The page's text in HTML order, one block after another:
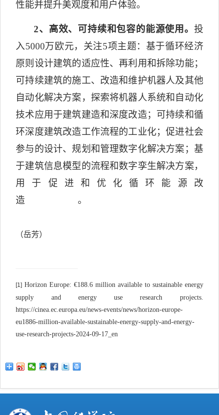
性能并提升美观度和用户体验。
2、高效、可持续和包容的能源使用。 投
入5000万欧元，关注5项主题：基于循环经济
原则设计建筑的适应性、再利用和拆除功能；
可持续建筑的施工、改造和维护机器人及其他
自动化解决方案，探索将机器人系统和自动化
技术应用于建筑建造和深度改造；可持续和循
环深度建筑改造工作流程的工业化；促进社会
参与的设计、规划和管理数字化解决方案；基
于建筑信息模型的流程和数字孪生解决方案，
用于促进和优化循环能源改
造。
（岳芳）
[1] Horizon Europe: €188.6 million available to sustainable energy
supply and energy use research projects.
https://cinea.ec.europa.eu/news-events/news/horizon-europe-
eu1886-million-available-sustainable-energy-supply-and-energy-
use-research-projects-2024-09-17_en